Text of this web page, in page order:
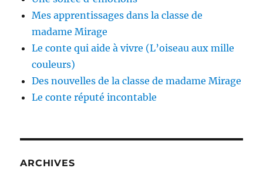
Mes apprentissages dans la classe de
madame Mirage
Le conte qui aide à vivre (L’oiseau aux mille
couleurs)
Des nouvelles de la classe de madame Mirage
Le conte réputé incontable
ARCHIVES